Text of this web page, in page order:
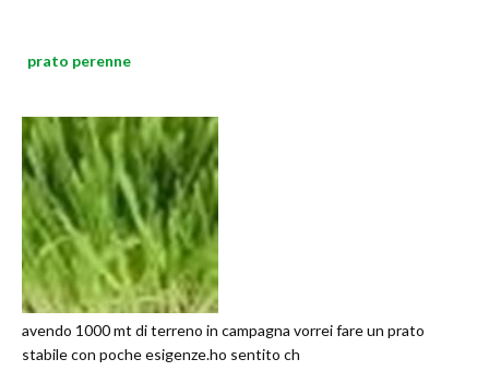
prato perenne
avendo 1000 mt di terreno in campagna vorrei fare un prato
stabile con poche esigenze.ho sentito ch